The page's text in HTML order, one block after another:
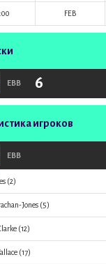
FEB
EBB 6
игроков
EBB
(2)
Jones (5)
(12)
(17)